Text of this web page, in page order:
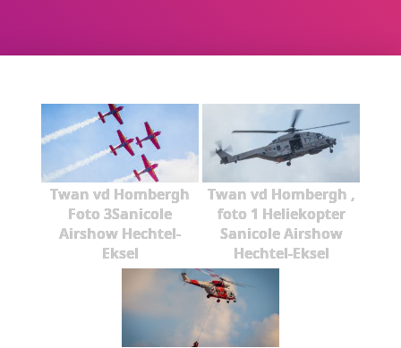
Twan vd Hombergh
Foto 3Sanicole
Airshow Hechtel-
Eksel
Twan vd Hombergh ,
foto 1 Heliekopter
Sanicole Airshow
Hechtel-Eksel